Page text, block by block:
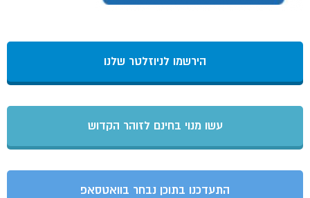
הירשמו לניוזלטר שלנו
עשו מנוי בחינם לזוהר הקדוש
התעדכנו בתוכן נבחר בוואטסאפ